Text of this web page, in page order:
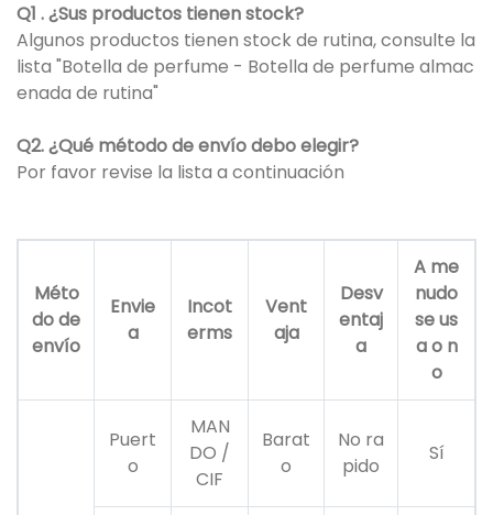
Q1 . ¿Sus productos tienen stock?
Algunos productos tienen stock de rutina, consulte la
lista "Botella de perfume - Botella de perfume almac
enada de rutina"
Q2. ¿Qué método de envío debo elegir?
Por favor revise la lista a continuación
Méto
do de
envío
Envie
a
Incot
erms
Vent
aja
Desv
entaj
a
A me
nudo
se us
a o n
o
Puert
o
MAN
DO /
CIF
Barat
o
No ra
pido
Sí